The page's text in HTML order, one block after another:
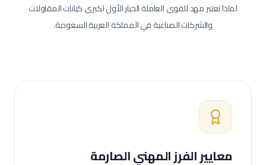
لماذا تعتبر مهد للقوى العاملة الخيار الأول لكبرى كيانات المقاولات
والشركات الصناعية في المملكة العربية السعودية.
معايير الفرز المهني الصارمة